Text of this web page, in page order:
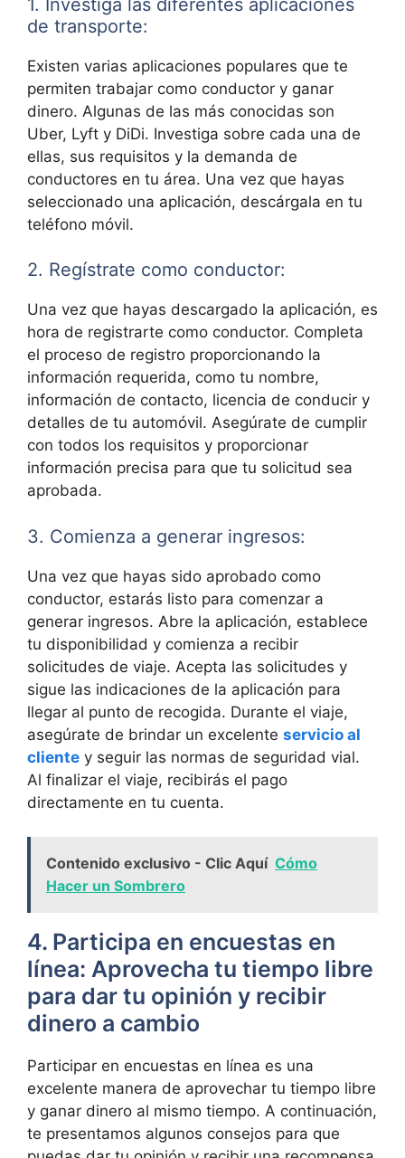
de transporte:
Existen varias aplicaciones populares que te
permiten trabajar como conductor y ganar
dinero. Algunas de las más conocidas son
Uber, Lyft y DiDi. Investiga sobre cada una de
ellas, sus requisitos y la demanda de
conductores en tu área. Una vez que hayas
seleccionado una aplicación, descárgala en tu
teléfono móvil.
2. Regístrate como conductor:
Una vez que hayas descargado la aplicación, es
hora de registrarte como conductor. Completa
el proceso de registro proporcionando la
información requerida, como tu nombre,
información de contacto, licencia de conducir y
detalles de tu automóvil. Asegúrate de cumplir
con todos los requisitos y proporcionar
información precisa para que tu solicitud sea
aprobada.
3. Comienza a generar ingresos:
Una vez que hayas sido aprobado como
conductor, estarás listo para comenzar a
generar ingresos. Abre la aplicación, establece
tu disponibilidad y comienza a recibir
solicitudes de viaje. Acepta las solicitudes y
sigue las indicaciones de la aplicación para
llegar al punto de recogida. Durante el viaje,
asegúrate de brindar un excelente servicio al
cliente y seguir las normas de seguridad vial.
Al finalizar el viaje, recibirás el pago
directamente en tu cuenta.
Contenido exclusivo - Clic Aquí Cómo
Hacer un Sombrero
4. Participa en encuestas en
línea: Aprovecha tu tiempo libre
para dar tu opinión y recibir
dinero a cambio
Participar en encuestas en línea es una
excelente manera de aprovechar tu tiempo libre
y ganar dinero al mismo tiempo. A continuación,
te presentamos algunos consejos para que